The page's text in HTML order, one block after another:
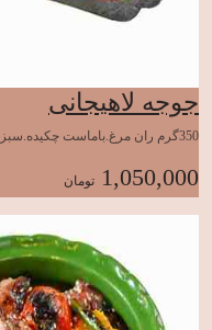
جوجه لاهیجانی
350گرم ران مرغ.باماست چکیده.سبزیجات.ادویه مخصوص.
1,050,000 تومان